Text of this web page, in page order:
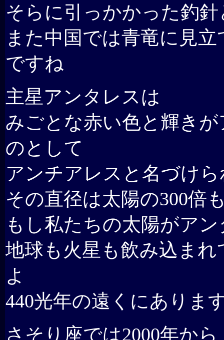
そらに引っかかった釣
また中国では青竜に見
ですね
主星アンタレスは
みごとな赤い色と輝き
のとして
アンチアレスと名づけ
その直径は太陽の300倍
もし私たちの太陽がア
地球も火星も飲み込ま
よ
440光年の遠くにありま
さそり座では2000年から